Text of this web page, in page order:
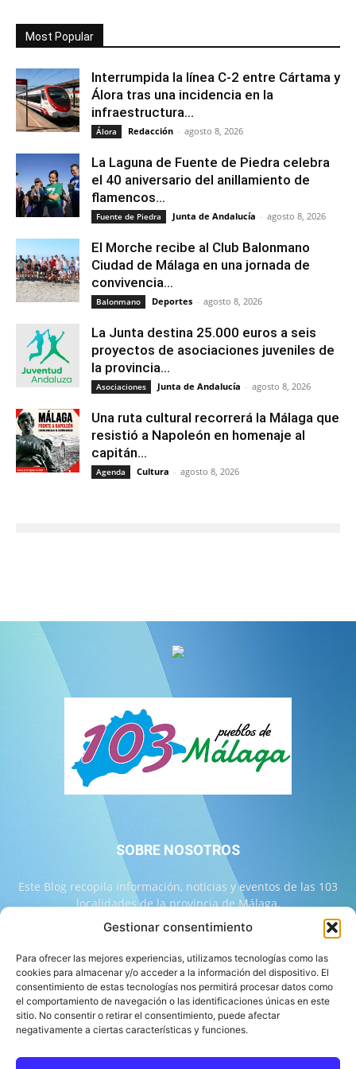
Gestionar consentimiento
Para ofrecer las mejores experiencias, utilizamos tecnologías como las
cookies para almacenar y/o acceder a la información del dispositivo. El
consentimiento de estas tecnologías nos permitirá procesar datos como
el comportamiento de navegación o las identificaciones únicas en este
sitio. No consentir o retirar el consentimiento, puede afectar
negativamente a ciertas características y funciones.
Most Popular
Interrumpida la línea C-2 entre Cártama y
Álora tras una incidencia en la
infraestructura...
Álora Redacción - agosto 8, 2026
La Laguna de Fuente de Piedra celebra
el 40 aniversario del anillamiento de
flamencos...
Fuente de Piedra Junta de Andalucía - agosto 8, 2026
El Morche recibe al Club Balonmano
Ciudad de Málaga en una jornada de
convivencia...
Balonmano Deportes - agosto 8, 2026
La Junta destina 25.000 euros a seis
proyectos de asociaciones juveniles de
la provincia...
Asociaciones Junta de Andalucía - agosto 8, 2026
Una ruta cultural recorrerá la Málaga que
resistió a Napoleón en homenaje al
capitán...
Agenda Cultura - agosto 8, 2026
SOBRE NOSOTROS
Este Blog recopila información, noticias y eventos de las 103
localidades de la provincia de Málaga.
Contáctanos: info@103malaga.com
SÍGUENOS